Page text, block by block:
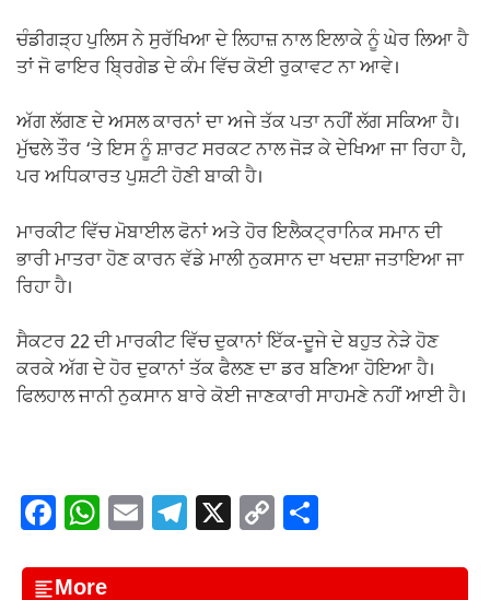
ਚੰਡੀਗੜ੍ਹ ਪੁਲਿਸ ਨੇ ਸੁਰੱਖਿਆ ਦੇ ਲਿਹਾਜ਼ ਨਾਲ ਇਲਾਕੇ ਨੂੰ ਘੇਰ ਲਿਆ ਹੈ
ਤਾਂ ਜੋ ਫਾਇਰ ਬ੍ਰਿਗੇਡ ਦੇ ਕੰਮ ਵਿੱਚ ਕੋਈ ਰੁਕਾਵਟ ਨਾ ਆਵੇ।
ਅੱਗ ਲੱਗਣ ਦੇ ਅਸਲ ਕਾਰਨਾਂ ਦਾ ਅਜੇ ਤੱਕ ਪਤਾ ਨਹੀਂ ਲੱਗ ਸਕਿਆ ਹੈ।
ਮੁੱਢਲੇ ਤੌਰ ‘ਤੇ ਇਸ ਨੂੰ ਸ਼ਾਰਟ ਸਰਕਟ ਨਾਲ ਜੋੜ ਕੇ ਦੇਖਿਆ ਜਾ ਰਿਹਾ ਹੈ,
ਪਰ ਅਧਿਕਾਰਤ ਪੁਸ਼ਟੀ ਹੋਣੀ ਬਾਕੀ ਹੈ।
ਮਾਰਕੀਟ ਵਿੱਚ ਮੋਬਾਈਲ ਫੋਨਾਂ ਅਤੇ ਹੋਰ ਇਲੈਕਟ੍ਰਾਨਿਕ ਸਮਾਨ ਦੀ
ਭਾਰੀ ਮਾਤਰਾ ਹੋਣ ਕਾਰਨ ਵੱਡੇ ਮਾਲੀ ਨੁਕਸਾਨ ਦਾ ਖਦਸ਼ਾ ਜਤਾਇਆ ਜਾ
ਰਿਹਾ ਹੈ।
ਸੈਕਟਰ 22 ਦੀ ਮਾਰਕੀਟ ਵਿੱਚ ਦੁਕਾਨਾਂ ਇੱਕ-ਦੂਜੇ ਦੇ ਬਹੁਤ ਨੇੜੇ ਹੋਣ
ਕਰਕੇ ਅੱਗ ਦੇ ਹੋਰ ਦੁਕਾਨਾਂ ਤੱਕ ਫੈਲਣ ਦਾ ਡਰ ਬਣਿਆ ਹੋਇਆ ਹੈ।
ਫਿਲਹਾਲ ਜਾਨੀ ਨੁਕਸਾਨ ਬਾਰੇ ਕੋਈ ਜਾਣਕਾਰੀ ਸਾਹਮਣੇ ਨਹੀਂ ਆਈ ਹੈ।
F
c
W
at
E
ail
T
e
X C
p ar
More